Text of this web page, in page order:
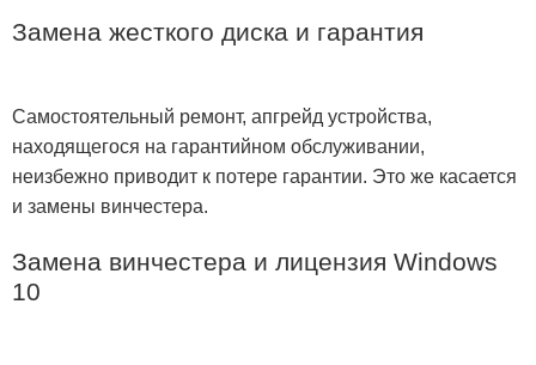
Замена жесткого диска и гарантия
Самостоятельный ремонт, апгрейд устройства,
находящегося на гарантийном обслуживании,
неизбежно приводит к потере гарантии. Это же касается
и замены винчестера.
Замена винчестера и лицензия Windows
10